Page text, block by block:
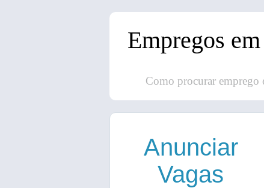
Empregos em
Como procurar emprego
Anunciar
Vagas